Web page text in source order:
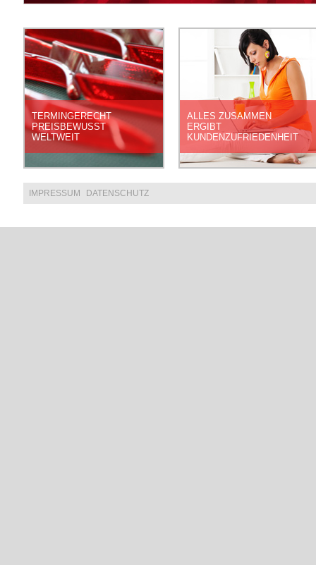
TERMINGERECHT
PREISBEWUSST
WELTWEIT
STEP BY STEP
INNOVATIONEN
ALLES ZUSAMMEN
ERGIBT
KUNDENZUFRIEDENHEIT
START A NEW
DEFINITION OF QUALITY
IMPRESSUM DATENSCHUTZ